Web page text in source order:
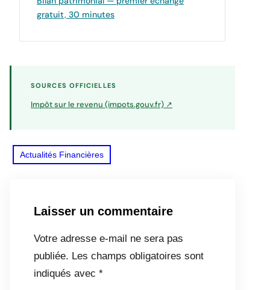
gratuit, 30 minutes
SOURCES OFFICIELLES
Impôt sur le revenu (impots.gouv.fr) ↗
Actualités Financières
Laisser un commentaire
Votre adresse e-mail ne sera pas
publiée. Les champs obligatoires sont
indiqués avec *